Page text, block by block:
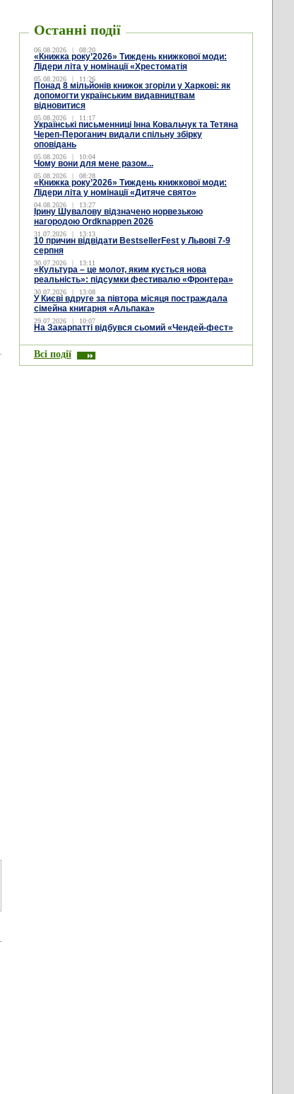
Останні події
06.08.2026 | 08:20
«Книжка року’2026» Тиждень книжкової моди:
Лідери літа у номінації «Хрестоматія
05.08.2026 | 11:26
Понад 8 мільйонів книжок згоріли у Харкові: як
допомогти українським видавництвам
відновитися
05.08.2026 | 11:17
Українські письменниці Інна Ковальчук та Тетяна
Череп-Пероганич видали спільну збірку
оповідань
05.08.2026 | 10:04
Чому вони для мене разом...
05.08.2026 | 08:28
«Книжка року’2026» Тиждень книжкової моди:
Лідери літа у номінації «Дитяче свято»
04.08.2026 | 13:27
Ірину Шувалову відзначено норвезькою
нагородою Ordknappen 2026
31.07.2026 | 13:13
10 причин відвідати BestsellerFest у Львові 7-9
серпня
30.07.2026 | 13:11
«Культура – це молот, яким кується нова
реальність»: підсумки фестивалю «Фронтера»
30.07.2026 | 13:08
У Києві вдруге за півтора місяця постраждала
сімейна книгарня «Альпака»
29.07.2026 | 10:07
На Закарпатті відбувся сьомий «Чендей-фест»
Всі події